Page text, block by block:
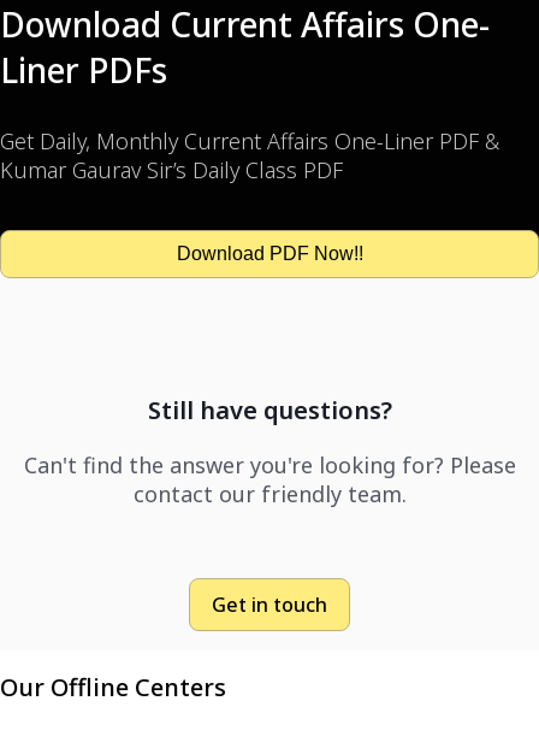
Download Current Affairs One-
Liner PDFs
Get Daily, Monthly Current Affairs One-Liner PDF &
Kumar Gaurav Sir’s Daily Class PDF
Download PDF Now!!
Still have questions?
Can't find the answer you're looking for? Please
contact our friendly team.
Get in touch
Our Offline Centers